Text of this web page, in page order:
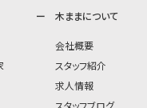
木ままについて
会社概要
スタッフ紹介
求人情報